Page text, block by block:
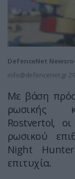
DefenceNet
info@defencenet.gr
Με βάση
ρωσικής
Rostvertol,
ρωσικού
Night
επιτυχία.